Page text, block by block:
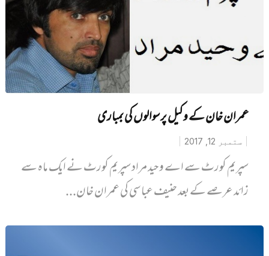
عمران خان کے وکیل پر سوالوں کی بمباری
ستمبر 12, 2017
سپریم کورٹ سے اے وحید مراد سپریم کورٹ نے ایک ماہ سے
زائد عرصے کے بعد حنیف عباسی کی عمران خان...